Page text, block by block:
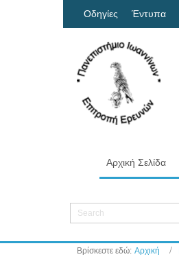
Οδηγίες Έντυπα
Αρχική Σελίδα
Βρίσκεστε εδώ: Αρχική